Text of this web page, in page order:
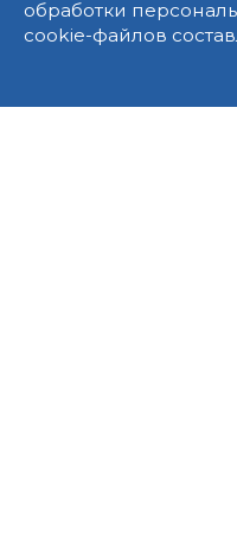
обработки
cookie-файлов